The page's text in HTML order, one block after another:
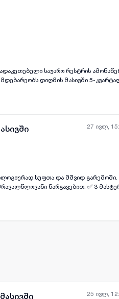
უწერია ბინა
დიღმის მასივში 5-
27 ივლ,
ყველა ფოტო+(11)
სუფთა და მშვიდ გარემოში. 📐 სახლის
25 ივლ,